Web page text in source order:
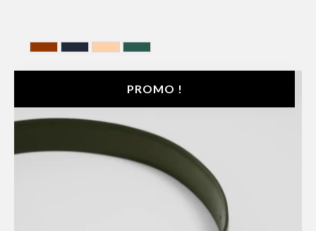
PROMO !